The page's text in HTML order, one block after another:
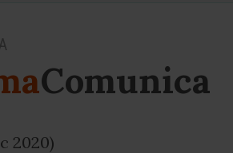
Comunica
2020)